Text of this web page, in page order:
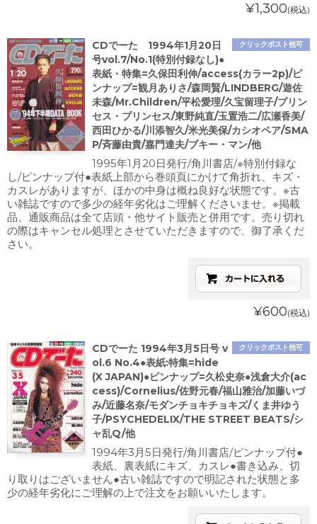
¥1,300(税込)
クリックポスト他可
CDでーた 1994年1月20日
号vol.7/No.1(特別付録なし)●
表紙・特集=久保田利伸/access(カラー2p)/ピ
ンナップ=観月ありさ/森岡賢/LINDBERG/遊佐
未森/Mr.Children/平松愛理/久宝留理子/プリン
セス・プリンセス/東野純直/玉置浩二/広瀬香美/
西田ひかる/川添智久/米光美保/カシオペア/SMA
P/斉藤由貴/嘉門達夫/ブキー・マン/他
1995年1月20日発行/角川書店/※特別付録な
し/ピンナップ付●表紙上部から巻頭頁にかけて角折れ、キズ・
カスレがありますが、ほかの中身は概ね良好な状態です。※古
い雑誌ですので多少の経年劣化はご理解くださいませ。※掲載
品、通販商品は全て店頭・他サイト販売と併用です。売り切れ
の際はキャンセル処理とさせていただきますので、御了承くだ
さい。
¥600(税込)
クリックポスト他可
CDでーた 1994年3月5日号 v
ol.6 No.4●表紙:特集=hide
(X JAPAN)●ピンナップ=久松史奈●浅倉大介(ac
cess)/Cornelius/佐野元春/福山雅治/加藤いづ
み/近藤名奈/モダンチョキチョキズ/くま井ゆう
子/PSYCHEDELIX/THE STREET BEATS/シ
ャ乱Q/他
1994年3月5日発行/角川書店/ピンナップ付●
表紙、裏表紙にキズ、カスレ●書き込み、切
り取りはございません●古い雑誌ですので明記された状態と多
少の経年劣化にご理解の上で注文をお願いいたします。